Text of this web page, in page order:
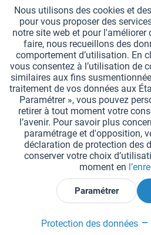
Vinex Barre de saut en hauteur
Barre de saut en hauteur en fibre de
aussi être utilisée à l’entraînement.
Suivi
Nous utilisons des cookies et
pour vous proposer des
notre site web et pour l'améliorer
faire, nous recueillons des
comportement d’utilisation. En
vous consentez à l’utilisation de
similaires aux fins
traitement de vos données aux
Paramétrer », vous pouvez
retirer à tout moment votre
l’avenir. Pour savoir plus
paramétrage et d'opposition,
déclaration de protection des
conserver votre choix
moment en
Paramétrer
Protection des données